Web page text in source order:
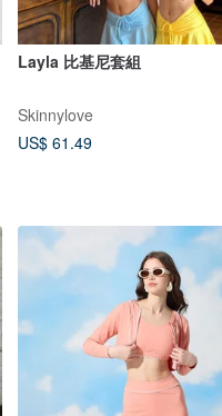
Layla 比基尼套組
Skinnylove
US$ 61.49